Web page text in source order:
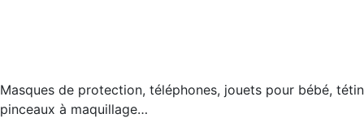
Masques de protection, téléphones, jouets pour bébé,
pinceaux à maquillage…